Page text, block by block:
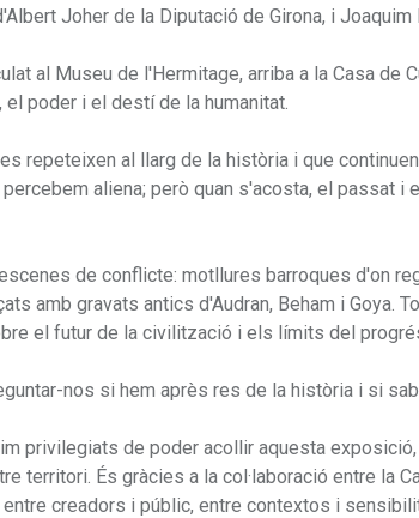
Joher de la Diputació de Girona, i Joaquim
al Museu de l'Hermitage, arriba a la Casa de
poder i el destí de la humanitat.
repeteixen al llarg de la història i que
aliena; però quan s'acosta, el passat i
de conflicte: motllures barroques d'on
amb gravats antics d'Audran, Beham i Goya.
el futur de la civilització i els límits del
nos si hem après res de la història i si
privilegiats de poder acollir aquesta
territori. És gràcies a la col·laboració entre la
creadors i públic, entre contextos i